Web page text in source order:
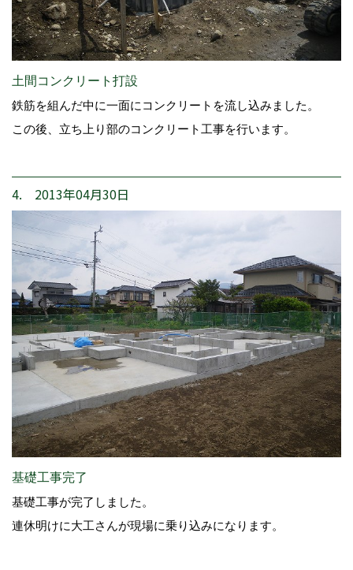
土間コンクリート打設
鉄筋を組んだ中に一面にコンクリートを流し込みました。
この後、立ち上り部のコンクリート工事を行います。
4. 2013年04月30日
基礎工事完了
基礎工事が完了しました。
連休明けに大工さんが現場に乗り込みになります。